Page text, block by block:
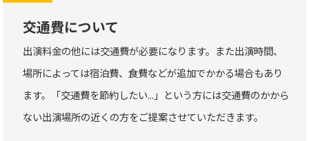
交通費について
出演料金の他には交通費が必要になります。また出演時間、
場所によっては宿泊費、食費などが追加でかかる場合もあり
ます。「交通費を節約したい...」という方には交通費のかから
ない出演場所の近くの方をご提案させていただきます。